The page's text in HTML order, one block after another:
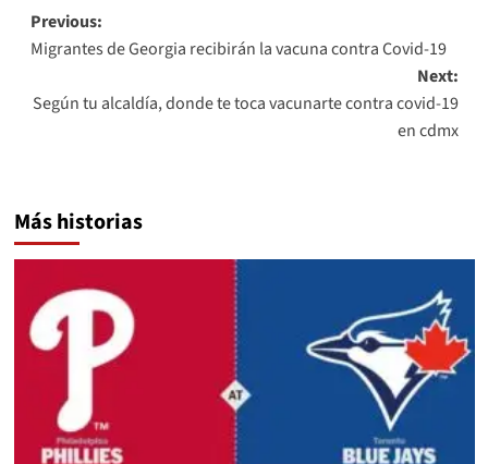
Post
navigation
Previous:
Migrantes de Georgia recibirán la vacuna contra Covid-19
Next:
Según tu alcaldía, donde te toca vacunarte contra covid-19
en cdmx
Más historias